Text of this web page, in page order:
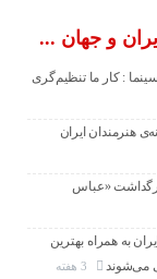
و جهان ...
: کار ما تنظیم‌گری
هنرمندان ایران
«عباس
به همراه بهترین
می‌شوند